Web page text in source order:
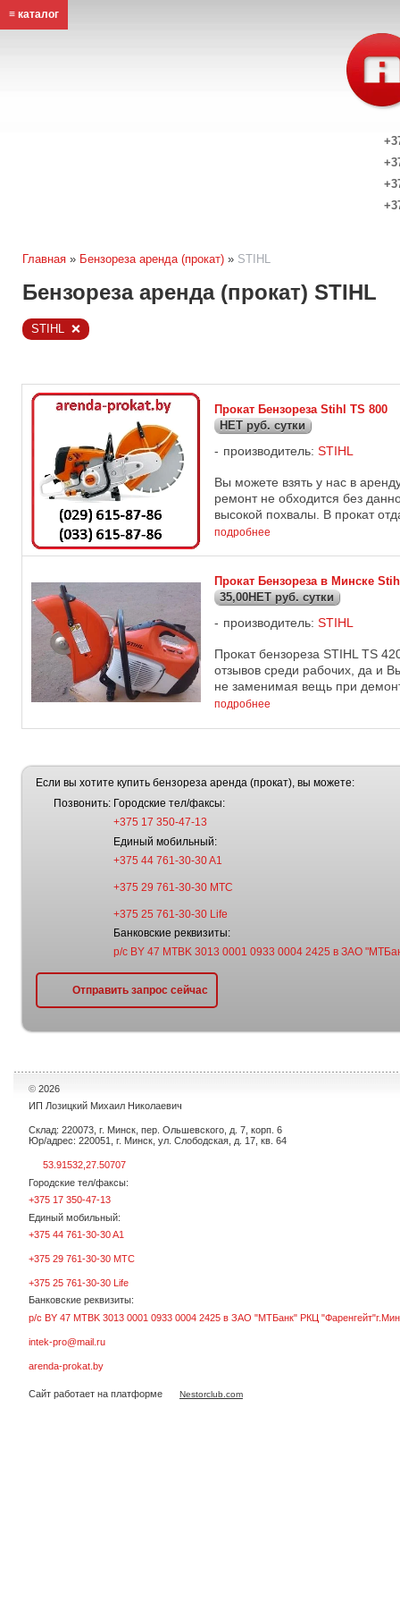
≡ каталог
Главная » Бензореза аренда (прокат) » STIHL
Бензореза аренда (прокат) STIHL
STIHL
Прокат Бензореза Stihl TS 800
НЕТ руб. сутки
производитель: STIHL
Вы можете взять у нас в
ремонт не обходится без
высокой похвалы. В прокат
подробнее
Прокат Бензореза в Минске
35,00НЕТ руб. сутки
производитель: STIHL
Прокат бензореза STIHL TS
отзывов среди рабочих, да и
не заменимая вещь при
подробнее
Если вы хотите купить бензореза аренда (прокат), вы можете:
Позвонить: Городские тел/факсы:
+375 17 350-47-13
Единый мобильный:
+375 44 761-30-30 A1
+375 29 761-30-30 МТС
+375 25 761-30-30 Life
Банковские реквизиты:
р/с BY 47 MTBK 3013 0001 0933 0004 2425 в ЗАО
Отправить запрос сейчас
© 2026
ИП Лозицкий Михаил Николаевич
Склад: 220073, г. Минск, пер. Ольшевского, д. 7, корп. 6
Юр/адрес: 220051, г. Минск, ул. Слободская, д. 17, кв. 64
53.91532,27.50707
Городские тел/факсы:
+375 17 350-47-13
Единый мобильный:
+375 44 761-30-30 A1
+375 29 761-30-30 МТС
+375 25 761-30-30 Life
Банковские реквизиты:
р/с BY 47 MTBK 3013 0001 0933 0004 2425 в ЗАО "МТБанк" РКЦ
intek-pro@mail.ru
arenda-prokat.by
Сайт работает на платформе Nestorclub.com